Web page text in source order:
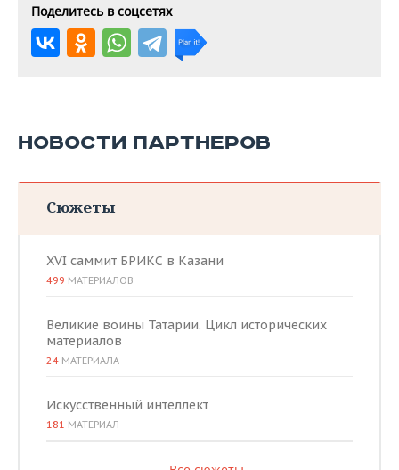
Поделитесь в соцсетях
НОВОСТИ ПАРТНЕРОВ
Сюжеты
XVI саммит БРИКС в Казани
499 МАТЕРИАЛОВ
Великие воины Татарии. Цикл исторических
материалов
24 МАТЕРИАЛА
Искусственный интеллект
181 МАТЕРИАЛ